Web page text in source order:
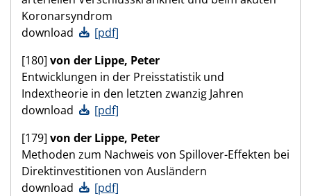
Koronarsyndrom
download
[pdf]
[180] von der Lippe, Peter
Entwicklungen in der Preisstatistik und
Indextheorie in den letzten zwanzig Jahren
download
[pdf]
[179] von der Lippe, Peter
Methoden zum Nachweis von Spillover-Effekten bei
Direktinvestitionen von Ausländern
download
[pdf]